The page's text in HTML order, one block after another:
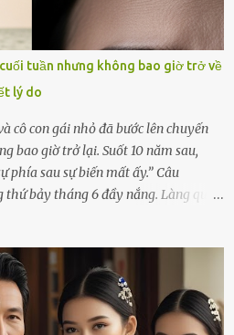
sau khi cô ấy rời xa tôi mãi
cúng cơm xong, tôi quyết định lên
vẫn như mọi ngày, nhưng có điều gì
thích được. Trong khoảnh khắc tôi
một luồng gió lạ thoáng qua, khiến
kinh...
tuần nhưng không bao giờ trở về
lý do
cô con gái nhỏ đã bước lên chuyến
bao giờ trở lại. Suốt 10 năm sau,
phía sau sự biến mất ấy.” Câu
thứ bảy tháng 6 đầy nắng. Làng quê
một người đàn ông điềm đạm, ít nói,
chuẩn bị hành lý cho chuyến đi biển
“Em ở nhà nghỉ ngơi nhé, anh đưa
ngắm sóng, nghịch cát. Về chắc nó